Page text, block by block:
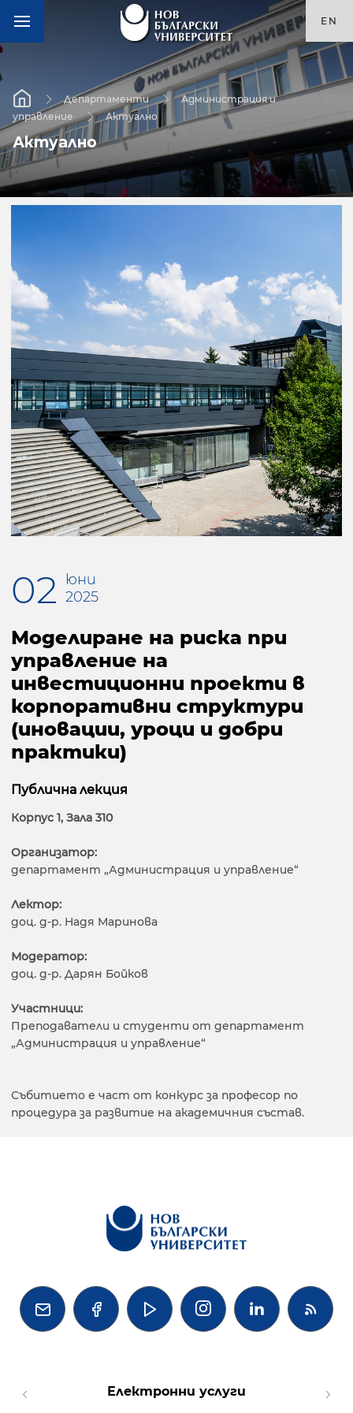
EN
Департаменти
Администрация и
управление
Актуално
Актуално
02
юни
2025
Моделиране на риска при
управление на
инвестиционни проекти в
корпоративни структури
(иновации, уроци и добри
практики)
Публична лекция
Корпус 1, Зала 310
Организатор:
департамент „Администрация и управление“
Лектор:
доц. д-р. Надя Маринова
Модератор:
доц. д-р. Дарян Бойков
Участници:
Преподаватели и студенти от департамент
„Администрация и управление“
Събитието е част от конкурс за професор по
процедура за развитие на академичния състав.
   
Електронни услуги